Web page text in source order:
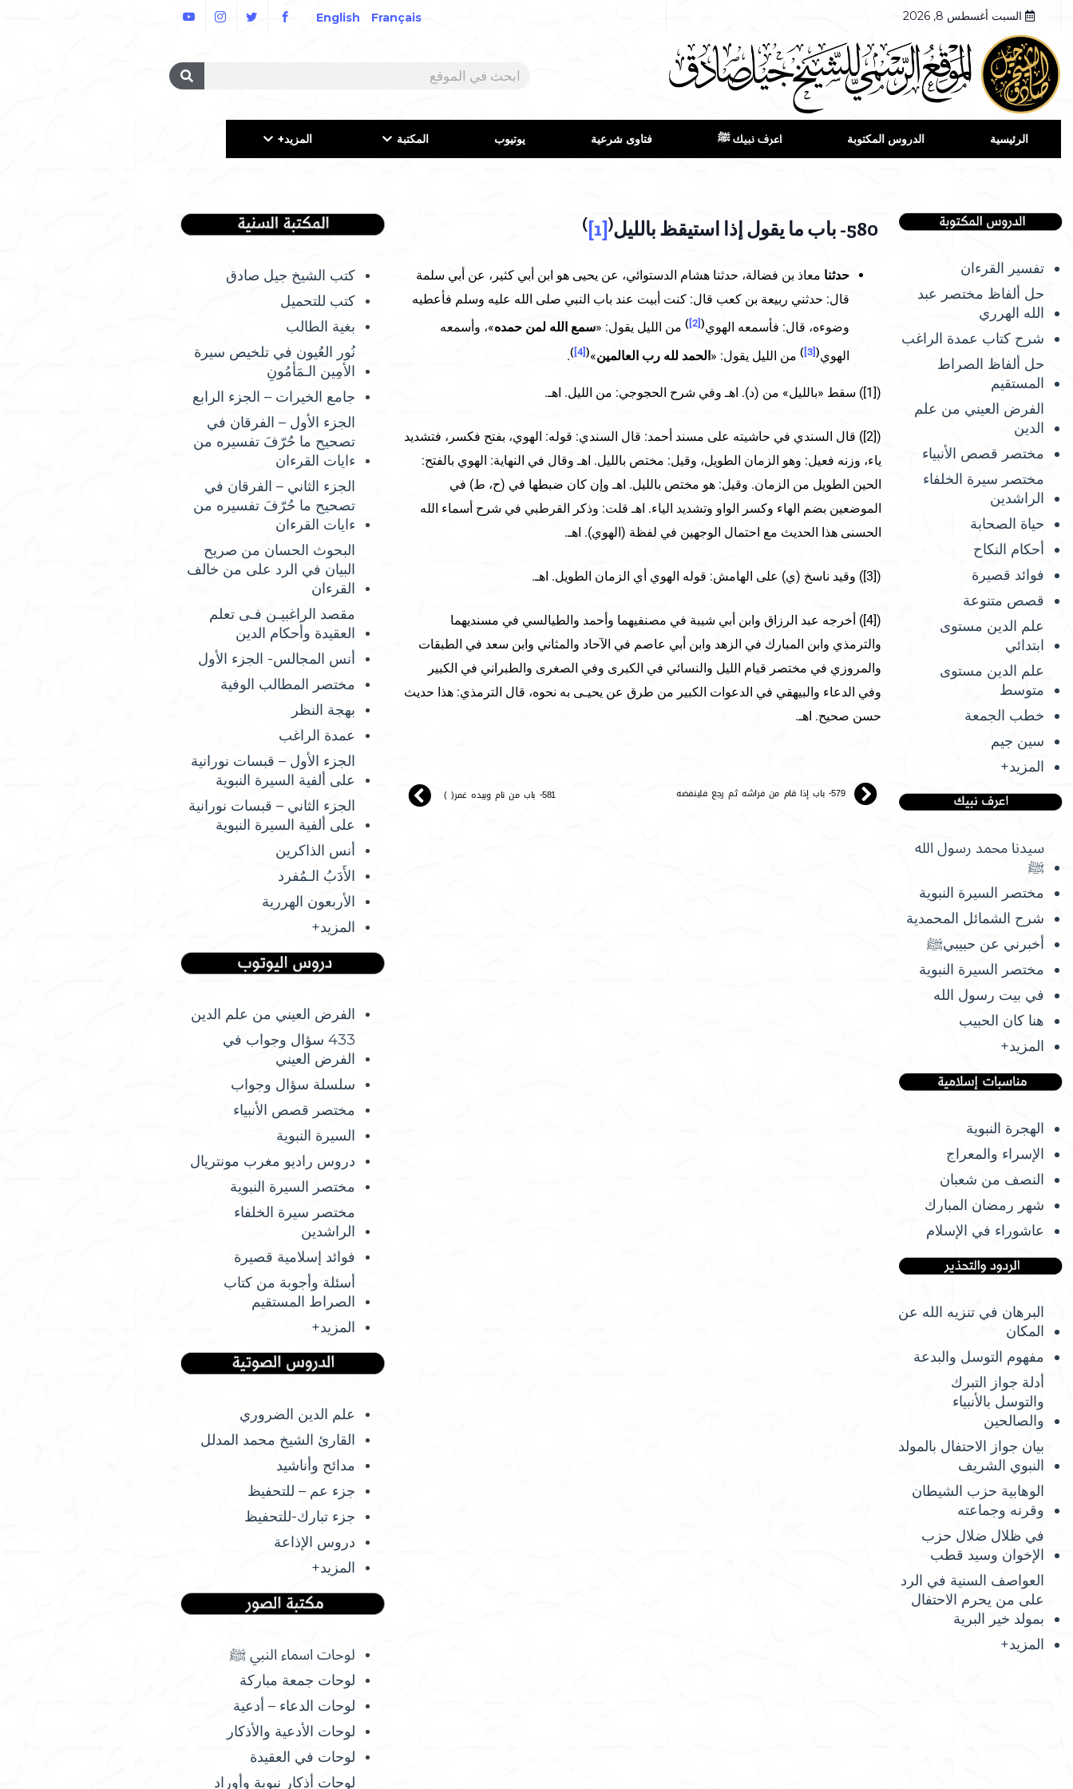
السبت أغسطس 8, 2026 Français
English
الرئيسية الدروس المكتوبة اعرف نبيك ﷺ فتاوى شرعية يوتيوب المكتبة المزيد+
تفسير القرءان
حل ألفاظ مختصر عبد
الله الهرري
شرح كتاب عمدة الراغب
حل ألفاظ الصراط
المستقيم
الفرض العيني من علم
الدين
مختصر قصص الأنبياء
مختصر سيرة الخلفاء
الراشدين
حياة الصحابة
أحكام النكاح
فوائد قصيرة
قصص متنوعة
علم الدين مستوى
ابتدائي
علم الدين مستوى
متوسط
خطب الجمعة
سين جيم
المزيد+
سيدنا محمد رسول الله
ﷺ
مختصر السيرة النبوية
شرح الشمائل المحمدية
أخبرني عن حبيبيﷺ
مختصر السيرة النبوية
في بيت رسول الله
هنا كان الحبيب
المزيد+
الهجرة النبوية
الإسراء والمعراج
النصف من شعبان
شهر رمضان المبارك
عاشوراء في الإسلام
البرهان في تنزيه الله عن
المكان
مفهوم التوسل والبدعة
أدلة جواز التبرك
والتوسل بالأنبياء
والصالحين
بيان جواز الاحتفال بالمولد
النبوي الشريف
الوهابية حزب الشيطان
وقرنه وجماعته
في ظلال ضلال حزب
الإخوان وسيد قطب
العواصف السنية في الرد
على من يحرم الاحتفال
بمولد خير البرية
المزيد+
(
[1]
)
حدثنا معاذ بن فضالة، حدثنا هشام الدستوائي، عن يحيى هو ابن أبي كثير، عن أبي سلمة
قال: حدثني ربيعة بن كعب قال: كنت أبيت عند باب النبي صلى الله عليه وسلم فأعطيه
وضوءه، قال: فأسمعه الهوي(
[2]
)من الليل يقول: «سمع الله لمن حمده»، وأسمعه
الهوي(
[3]
)من الليل يقول: «الحمد لله رب العالمين»
(
[4]
)
.
([1]) سقط «بالليل» من (د). اهـ وفي شرح الحجوجي: من الليل. اهـ.
([2]) قال السندي في حاشيته على مسند أحمد: قال السندي: قوله: الهوي، بفتح فكسر، فتشديد
ياء، وزنه فعيل: وهو الزمان الطويل، وقيل: مختص بالليل. اهـ وقال في النهاية: الهوي بالفتح:
الحين الطويل من الزمان. وقيل: هو مختص بالليل. اهـ وإن كان ضبطها في (ح، ط) في
الموضعين بضم الهاء وكسر الواو وتشديد الياء. اهـ قلت: وذكر القرطبي في شرح أسماء الله
الحسنى هذا الحديث مع احتمال الوجهين في لفظة (الهوي). اهـ.
([3]) وقيد ناسخ (ي) على الهامش: قوله الهوي أي الزمان الطويل. اهـ.
([4]) أخرجه عبد الرزاق وابن أبي شيبة في مصنفيهما وأحمد والطيالسي في مسنديهما
والترمذي وابن المبارك في الزهد وابن أبي عاصم في الآحاد والمثاني وابن سعد في الطبقات
والمروزي في مختصر قيام الليل والنسائي في الكبرى وفي الصغرى والطبراني في الكبير
وفي الدعاء والبيهقي في الدعوات الكبير من طرق عن يحيـى به نحوه، قال الترمذي: هذا حديث
حسن صحيح. اهـ.
579- باب إذا قام من فراشه ثم رجع فلينفضه 581- باب من نام وبيده غمر( )
كتب الشيخ جيل صادق
كتب للتحميل
بغية الطالب
نُور العُيون في تلخيص سيرة
الأمِين الـمَأمُونِ
جامع الخيرات – الجزء الرابع
الجزء الأول – الفرقان في
تصحيح ما حُرّفَ تفسيره من
ءايات القرءان
الجزء الثاني – الفرقان في
تصحيح ما حُرّفَ تفسيره من
ءايات القرءان
البحوث الحسان من صريح
البيان في الرد على من خالف
القرءان
مقصد الراغبيـن فـى تعلم
العقيدة وأحكام الدين
أنس المجالس- الجزء الأول
مختصر المطالب الوفية
بهجة النظر
عمدة الراغب
الجزء الأول – قبسات نورانية
على ألفية السيرة النبوية
الجزء الثاني – قبسات نورانية
على ألفية السيرة النبوية
أنس الذاكرين
الأَدَبُ الـمُفرد
الأربعون الهررية
المزيد+
الفرض العيني من علم الدين
433 سؤال وجواب في
الفرض العيني
سلسلة سؤال وجواب
مختصر قصص الأنبياء
السيرة النبوية
دروس راديو مغرب مونتريال
مختصر السيرة النبوية
مختصر سيرة الخلفاء
الراشدين
فوائد إسلامية قصيرة
أسئلة وأجوبة من كتاب
الصراط المستقيم
المزيد+
علم الدين الضروري
القارئ الشيخ محمد المدلل
مدائح وأناشيد
جزء عم – للتحفيظ
جزء تبارك-للتحفيظ
دروس الإذاعة
المزيد+
لوحات اسماء النبي ﷺ
لوحات جمعة مباركة
لوحات الدعاء – أدعية
لوحات الأدعية والأذكار
لوحات في العقيدة
لوحات أذكار نبوية وأوراد